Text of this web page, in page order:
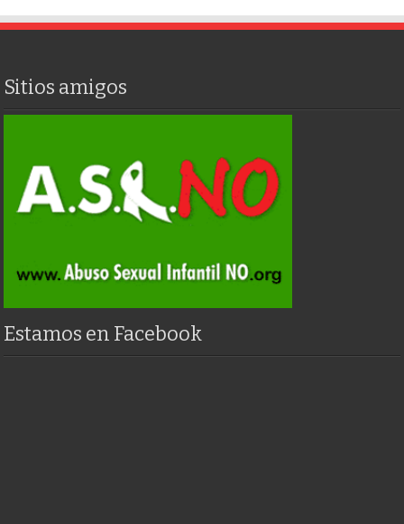
Sitios amigos
Estamos en Facebook